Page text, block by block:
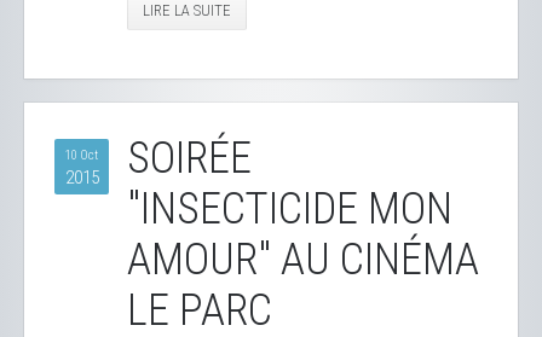
LIRE LA SUITE
10 Oct
2015
SOIRÉE
"INSECTICIDE MON
AMOUR" AU CINÉMA
LE PARC